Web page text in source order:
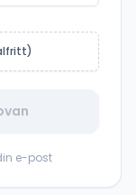
e-post